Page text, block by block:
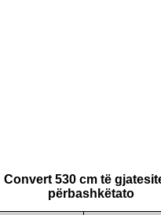
Convert 530 cm të
përbashkëtato